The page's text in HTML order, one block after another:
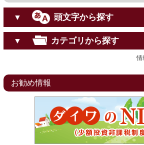
▼ 頭文字から探す
▼ カテゴリから探す
情
お勧め情報